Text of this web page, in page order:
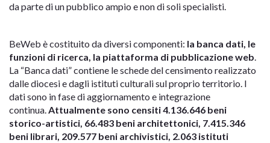
da parte di un pubblico ampio e non di soli specialisti.
BeWeb è costituito da diversi componenti: la banca dati, le
funzioni di ricerca, la piattaforma di pubblicazione web.
La “Banca dati” contiene le schede del censimento realizzato
dalle diocesi e dagli istituti culturali sul proprio territorio. I
dati sono in fase di aggiornamento e integrazione
continua.Attualmente sono censiti 4.136.646 beni
storico-artistici, 66.483 beni architettonici, 7.415.346
beni librari, 209.577 beni archivistici, 2.063 istituti